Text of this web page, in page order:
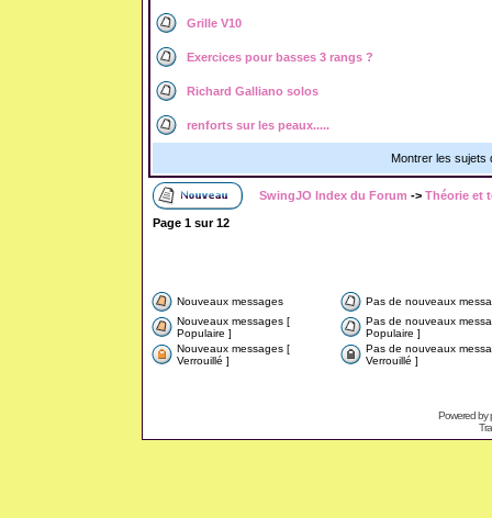
Grille V10
Exercices pour basses 3 rangs ?
Richard Galliano solos
renforts sur les peaux.....
Montrer les sujets
SwingJO Index du Forum -> Théorie et
Page 1sur12
Nouveaux messages
Pas de nouveaux
Nouveaux messages [
Populaire ]
Pas de nouveaux
Populaire ]
Nouveaux messages [
Verrouillé ]
Pas de nouveaux
Verrouillé ]
Powered by